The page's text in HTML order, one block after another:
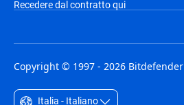
Recedere dal contratto qui
Copyright © 1997 - 2026 Bitdefender
Italia - Italiano